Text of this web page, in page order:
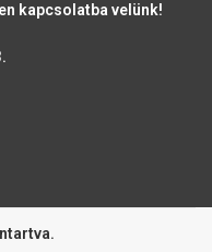
kapcsolatba velünk!